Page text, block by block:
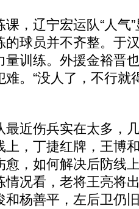
辽宁宏运队“人气”
的球员并不齐整。于
量训练。外援金裕晋
。“没人了，不行就
近伤兵实在太多，
上，丁捷红牌，王博
愈，如何解决后防线
情况看，老将王亮将
和杨善平，左后卫仍